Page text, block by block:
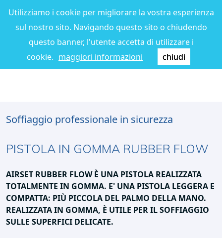
Utilizziamo i cookie per migliorare la vostra esperienza
sul nostro sito. Navigando questo sito o chiudendo
questo banner, l'utente accetta di utilizzare i
cookie. maggiori informazioni chiudi
Soffiaggio professionale in sicurezza
PISTOLA IN GOMMA RUBBER FLOW
AIRSET RUBBER FLOW È UNA PISTOLA REALIZZATA
TOTALMENTE IN GOMMA. E' UNA PISTOLA LEGGERA E
COMPATTA: PIÙ PICCOLA DEL PALMO DELLA MANO.
REALIZZATA IN GOMMA, È UTILE PER IL SOFFIAGGIO
SULLE SUPERFICI DELICATE.